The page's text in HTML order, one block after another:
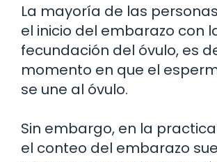
La mayoría de las
el inicio del embarazo con
fecundación del óvulo, es
momento en que el
se une al óvulo.
Sin embargo, en la
el conteo del embarazo